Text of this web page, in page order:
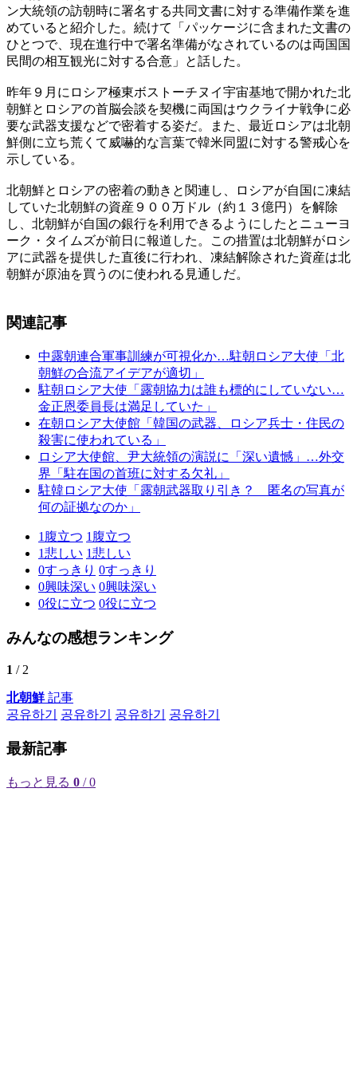
ン大統領の訪朝時に署名する共同文書に対する準備作業を進
めていると紹介した。続けて「パッケージに含まれた文書の
ひとつで、現在進行中で署名準備がなされているのは両国国
民間の相互観光に対する合意」と話した。
昨年９月にロシア極東ボストーチヌイ宇宙基地で開かれた北
朝鮮とロシアの首脳会談を契機に両国はウクライナ戦争に必
要な武器支援などで密着する姿だ。また、最近ロシアは北朝
鮮側に立ち荒くて威嚇的な言葉で韓米同盟に対する警戒心を
示している。
北朝鮮とロシアの密着の動きと関連し、ロシアが自国に凍結
していた北朝鮮の資産９００万ドル（約１３億円）を解除
し、北朝鮮が自国の銀行を利用できるようにしたとニューヨ
ーク・タイムズが前日に報道した。この措置は北朝鮮がロシ
アに武器を提供した直後に行われ、凍結解除された資産は北
朝鮮が原油を買うのに使われる見通しだ。
関連記事
中露朝連合軍事訓練が可視化か…駐朝ロシア大使「北
朝鮮の合流アイデアが適切」
駐朝ロシア大使「露朝協力は誰も標的にしていない…
金正恩委員長は満足していた」
在朝ロシア大使館「韓国の武器、ロシア兵士・住民の
殺害に使われている」
ロシア大使館、尹大統領の演説に「深い遺憾」…外交
界「駐在国の首班に対する欠礼」
駐韓ロシア大使「露朝武器取り引き？ 匿名の写真が
何の証拠なのか」
1 腹立つ 1 腹立つ
1悲しい 1悲しい
0すっきり 0すっきり
0興味深い 0興味深い
0役に立つ 0役に立つ
みんなの感想ランキング
1 / 2
北朝鮮記事
공유하기
공유하기 공유하기 공유하기
最新記事
もっと見る 0 / 0